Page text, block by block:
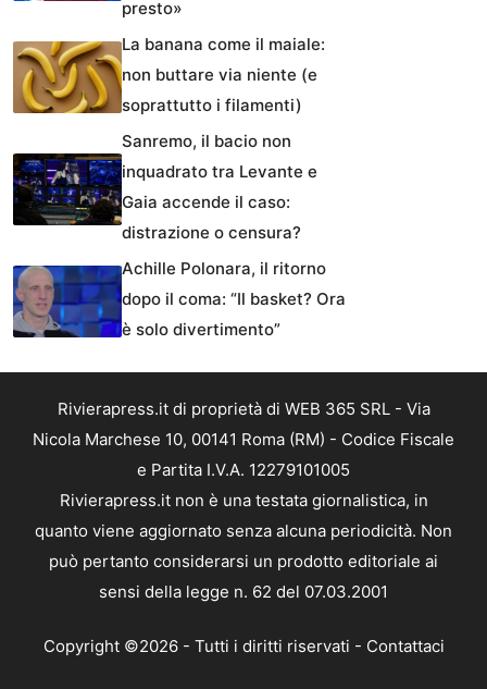
presto»
La banana come il maiale:
non buttare via niente (e
soprattutto i filamenti)
Sanremo, il bacio non
inquadrato tra Levante e
Gaia accende il caso:
distrazione o censura?
Achille Polonara, il ritorno
dopo il coma: “Il basket? Ora
è solo divertimento”
Rivierapress.it di proprietà di WEB 365 SRL - Via
Nicola Marchese 10, 00141 Roma (RM) - Codice Fiscale
e Partita I.V.A. 12279101005
Rivierapress.it non è una testata giornalistica, in
quanto viene aggiornato senza alcuna periodicità. Non
può pertanto considerarsi un prodotto editoriale ai
sensi della legge n. 62 del 07.03.2001
Copyright ©2026 - Tutti i diritti riservati - Contattaci